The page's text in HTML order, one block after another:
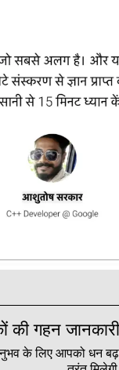
की गहन
के लिए आपको धन